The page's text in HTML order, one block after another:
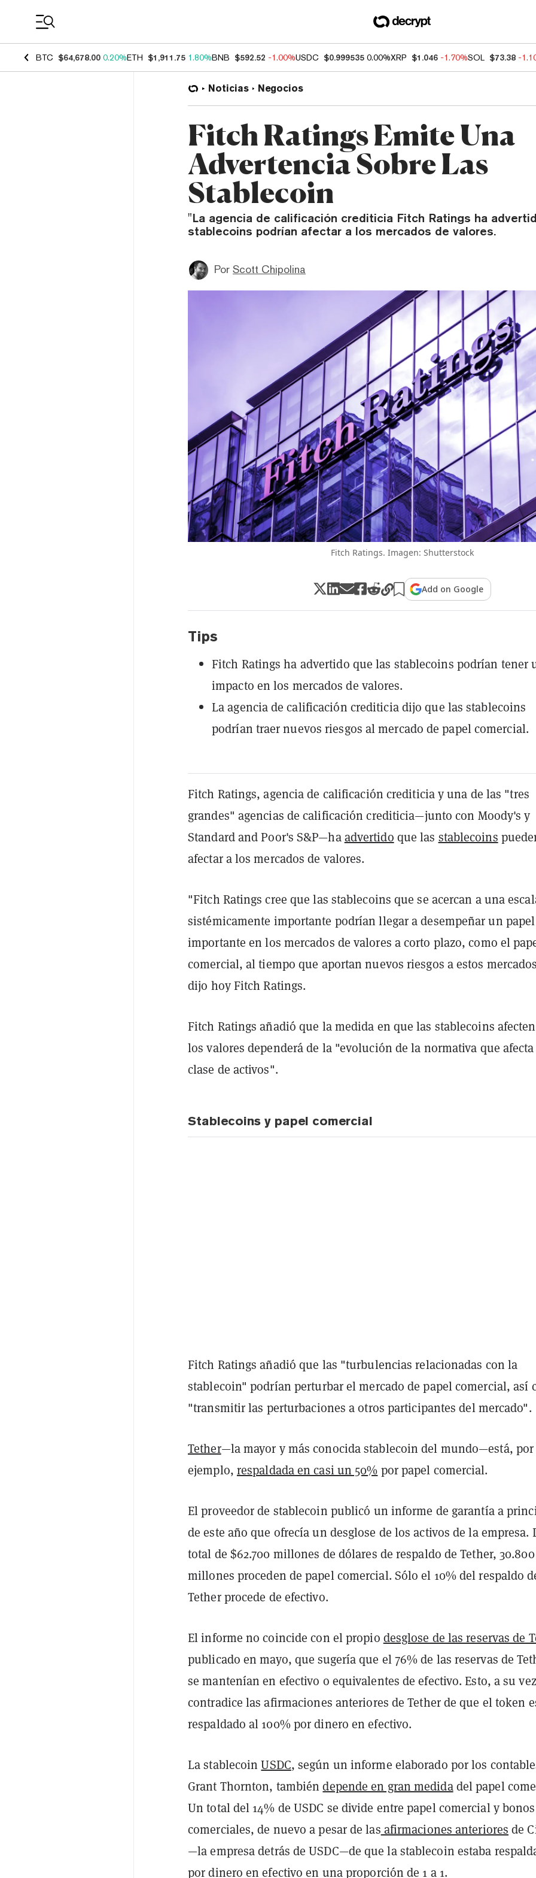
BTC $64,678.00 0.20%ETH $1,911.75 1.80%BNB $592.52 -1.00%USDC $0.999535 0.00%XRP $1.046 -1.70%SOL $73.38 -
Noticias Negocios
Fitch Ratings Emite Una
Advertencia Sobre Las
Stablecoin
"La agencia de calificación crediticia Fitch Ratings ha
stablecoins podrían afectar a los mercados de valores.
Por Scott Chipolina
Fitch Ratings. Imagen: Shutterstock
Add on Google
Tips
Fitch Ratings ha advertido que las stablecoins podrían tener
impacto en los mercados de valores.
La agencia de calificación crediticia dijo que las stablecoins
podrían traer nuevos riesgos al mercado de papel comercial.
Fitch Ratings, agencia de calificación crediticia y una de las "tres
grandes" agencias de calificación crediticia—junto con Moody's y
Standard and Poor's S&P—haadvertido que las stablecoins
afectar a los mercados de valores.
"Fitch Ratings cree que las stablecoins que se acercan a una
sistémicamente importante podrían llegar a desempeñar un papel
importante en los mercados de valores a corto plazo, como el
comercial, al tiempo que aportan nuevos riesgos a estos
dijo hoy Fitch Ratings.
Fitch Ratings añadió que la medida en que las stablecoins
los valores dependerá de la "evolución de la normativa que
clase de activos".
Stablecoins y papel comercial
Fitch Ratings añadió que las "turbulencias relacionadas con la
stablecoin" podrían perturbar el mercado de papel comercial, así
"transmitir las perturbaciones a otros participantes del mercado".
Tether—la mayor y más conocida stablecoin del mundo—está, por
ejemplo, respaldada en casi un 50% por papel comercial.
El proveedor de stablecoin publicó un informe de garantía a
de este año que ofrecía un desglose de los activos de la empresa.
total de $62.700 millones de dólares de respaldo de Tether, 30.800
millones proceden de papel comercial. Sólo el 10% del respaldo
Tether procede de efectivo.
El informe no coincide con el propio desglose de las reservas de
publicado en mayo, que sugería que el 76% de las reservas de
se mantenían en efectivo o equivalentes de efectivo. Esto, a su
contradice las afirmaciones anteriores de Tether de que el token
respaldado al 100% por dinero en efectivo.
La stablecoinUSDC, según un informe elaborado por los
Grant Thornton, tambiéndepende en gran medidadel papel
Un total del 14% de USDC se divide entre papel comercial y bonos
comerciales, de nuevo a pesar de las afirmaciones anteriores de
—la empresa detrás de USDC—de que la stablecoin estaba
por dinero en efectivo en una proporción de 1 a 1.